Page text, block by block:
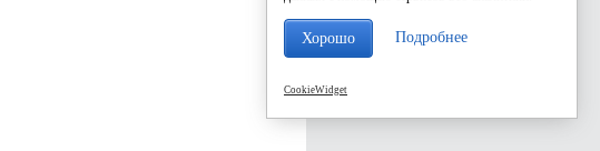
Хорошо Подробнее
CookieWidget